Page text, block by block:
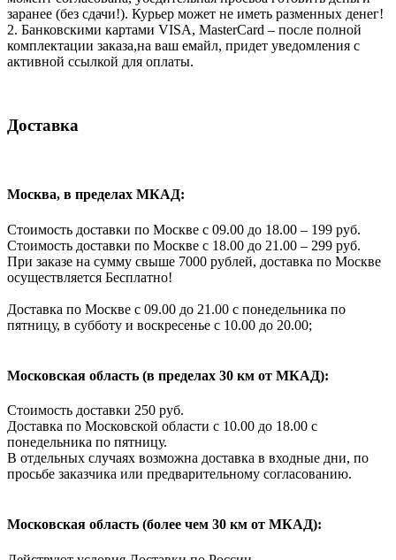
заранее (без сдачи!). Курьер может не иметь разменных денег!
2. Банковскими картами VISA, MasterCard – после полной
комплектации заказа,на ваш емайл, придет уведомления с
активной ссылкой для оплаты.
Доставка
Москва, в пределах МКАД:
Стоимость доставки по Москве с 09.00 до 18.00 – 199 руб.
Стоимость доставки по Москве с 18.00 до 21.00 – 299 руб.
При заказе на сумму свыше 7000 рублей, доставка по Москве
осуществляется Бесплатно!
Доставка по Москве с 09.00 до 21.00 с понедельника по
пятницу, в субботу и воскресенье с 10.00 до 20.00;
Московская область (в пределах 30 км от МКАД):
Стоимость доставки 250 руб.
Доставка по Московской области с 10.00 до 18.00 с
понедельника по пятницу.
В отдельных случаях возможна доставка в входные дни, по
просьбе заказчика или предварительному согласованию.
Московская область (более чем 30 км от МКАД):